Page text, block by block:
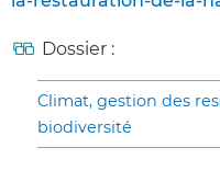
Dossier :
Climat, gestion des
biodiversité